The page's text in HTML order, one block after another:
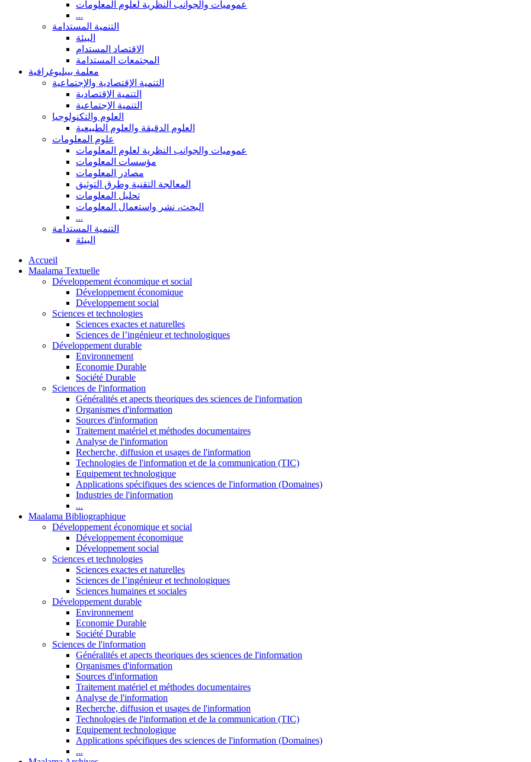
عموميات والجوانب النظرية لعلوم المعلومات
...
التنمية المستدامة
البيئة
الاقتصاد المستدام
المجتمعات المستدامة
معلمة بيبليوغرافية
التنمية الإقتصادية والإجتماعية
التنمية الإقتصادية
التنمية الإجتماعية
العلوم والتكنولوجيا
العلوم الدقيقة والعلوم الطبيعية
علوم المعلومات
عموميات والجوانب النظرية لعلوم المعلومات
مؤسسات المعلومات
مصادر المعلومات
المعالجة التقنية وطرق التوثيق
تحليل المعلومات
البحث، نشر واستعمال المعلومات
...
التنمية المستدامة
البيئة
Accueil
Maalama Textuelle
Développement économique et social
Développement économique
Développement social
Sciences et technologies
Sciences exactes et naturelles
Sciences de l’ingénieur et technologiques
Développement durable
Environnement
Economie Durable
Société Durable
Sciences de l'information
Généralités et apects theoriques des sciences de l'information
Organismes d'information
Sources d'information
Traitement matériel et méthodes documentaires
Analyse de l'information
Recherche, diffusion et usages de l'information
Technologies de l'information et de la communication (TIC)
Equipement technologique
Applications spécifiques des sciences de l'information (Domaines)
Industries de l'information
...
Maalama Bibliographique
Développement économique et social
Développement économique
Développement social
Sciences et technologies
Sciences exactes et naturelles
Sciences de l’ingénieur et technologiques
Sciences humaines et sociales
Développement durable
Environnement
Economie Durable
Société Durable
Sciences de l'information
Généralités et apects theoriques des sciences de l'information
Organismes d'information
Sources d'information
Traitement matériel et méthodes documentaires
Analyse de l'information
Recherche, diffusion et usages de l'information
Technologies de l'information et de la communication (TIC)
Equipement technologique
Applications spécifiques des sciences de l'information (Domaines)
...